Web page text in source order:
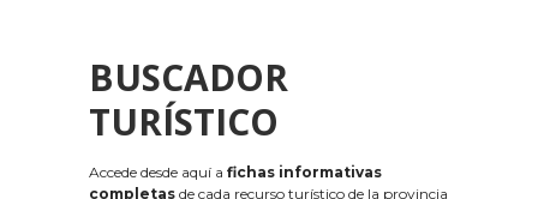
BUSCADOR
TURÍSTICO
Accede desde aquí a fichas informativas
completas de cada recurso turístico de la provincia